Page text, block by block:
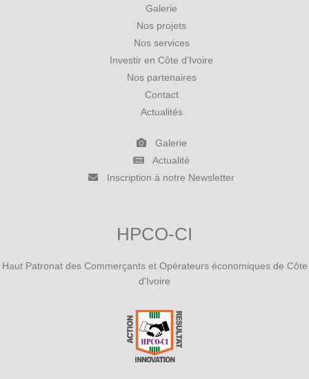
Galerie
Nos projets
Nos services
Investir en Côte d'Ivoire
Nos partenaires
Contact
Actualités
Galerie
Actualité
Inscription à notre Newsletter
HPCO-CI
Haut Patronat des Commerçants et Opérateurs économiques de Côte
d'Ivoire